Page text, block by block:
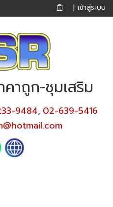
| เข้าสู่ระบบ
คาถูก-ชุมเสริม
9484, 02-639-5416